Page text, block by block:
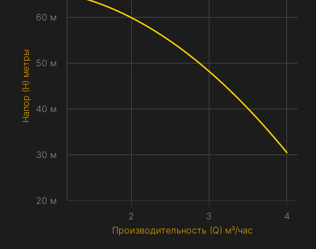
Производительность (Q) м³/час
Напор (H) метры
2 3 4
20 м
30 м
40 м
50 м
60 м